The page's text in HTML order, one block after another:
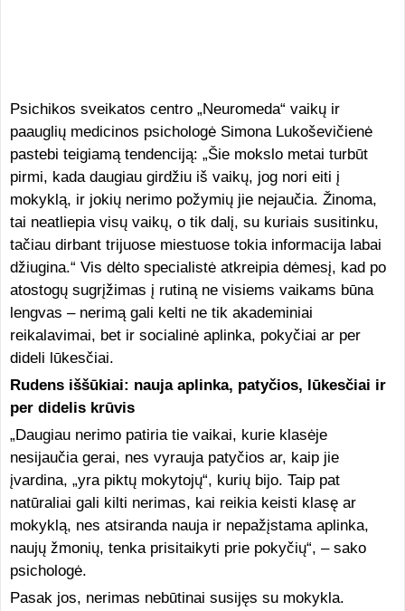
Psichikos sveikatos centro „Neuromeda“ vaikų ir
paauglių medicinos psichologė Simona Lukoševičienė
pastebi teigiamą tendenciją: „Šie mokslo metai turbūt
pirmi, kada daugiau girdžiu iš vaikų, jog nori eiti į
mokyklą, ir jokių nerimo požymių jie nejaučia. Žinoma,
tai neatliepia visų vaikų, o tik dalį, su kuriais susitinku,
tačiau dirbant trijuose miestuose tokia informacija labai
džiugina.“ Vis dėlto specialistė atkreipia dėmesį, kad po
atostogų sugrįžimas į rutiną ne visiems vaikams būna
lengvas – nerimą gali kelti ne tik akademiniai
reikalavimai, bet ir socialinė aplinka, pokyčiai ar per
dideli lūkesčiai.
Rudens iššūkiai: nauja aplinka, patyčios, lūkesčiai ir
per didelis krūvis
„Daugiau nerimo patiria tie vaikai, kurie klasėje
nesijaučia gerai, nes vyrauja patyčios ar, kaip jie
įvardina, „yra piktų mokytojų“, kurių bijo. Taip pat
natūraliai gali kilti nerimas, kai reikia keisti klasę ar
mokyklą, nes atsiranda nauja ir nepažįstama aplinka,
naujų žmonių, tenka prisitaikyti prie pokyčių“, – sako
psichologė.
Pasak jos, nerimas nebūtinai susijęs su mokykla.